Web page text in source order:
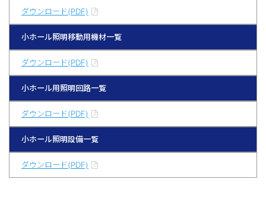
ダウンロード(PDF)
小ホール照明移動用機材一覧
ダウンロード(PDF)
小ホール用照明回路一覧
ダウンロード(PDF)
小ホール照明設備一覧
ダウンロード(PDF)